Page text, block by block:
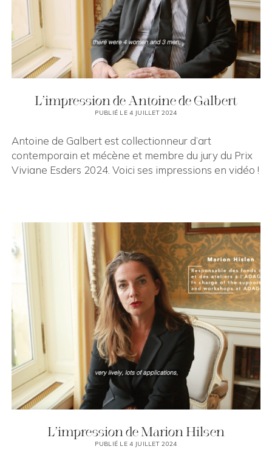
L’impression de Antoine de Galbert
PUBLIÉ LE 4 JUILLET 2024
Antoine de Galbert est collectionneur d’art
contemporain et mécène et membre du jury du Prix
Viviane Esders 2024. Voici ses impressions en vidéo !
L’impression de Marion Hilsen
PUBLIÉ LE 4 JUILLET 2024